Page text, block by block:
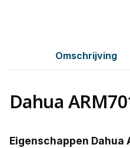
Omschrijving
Dahua
Eigenschappen Dahua